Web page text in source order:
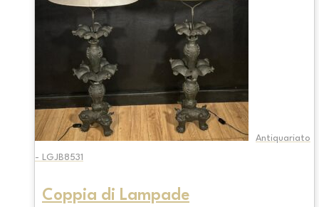
Antiquariato
- LGJB8531
Coppia di Lampade